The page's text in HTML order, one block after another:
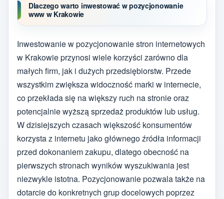
Dlaczego warto inwestować w pozycjonowanie
www w Krakowie
Inwestowanie w pozycjonowanie stron internetowych
w Krakowie przynosi wiele korzyści zarówno dla
małych firm, jak i dużych przedsiębiorstw. Przede
wszystkim zwiększa widoczność marki w internecie,
co przekłada się na większy ruch na stronie oraz
potencjalnie wyższą sprzedaż produktów lub usług.
W dzisiejszych czasach większość konsumentów
korzysta z internetu jako głównego źródła informacji
przed dokonaniem zakupu, dlatego obecność na
pierwszych stronach wyników wyszukiwania jest
niezwykle istotna. Pozycjonowanie pozwala także na
dotarcie do konkretnych grup docelowych poprzez